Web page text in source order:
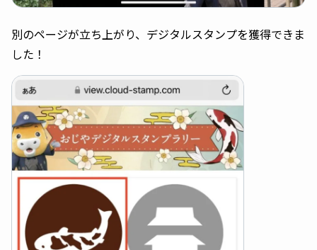
別のページが立ち上がり、デジタルスタンプを獲得できま
した！